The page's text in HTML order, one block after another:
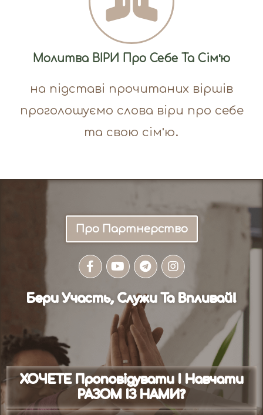
Молитва ВІРИ Про Себе Та Сім'ю
на підставі прочитаних віршів
проголошуємо слова віри про себе
та свою сім'ю.
Про Партнерство
Бери Участь, Служи Та Впливай!
ХОЧЕТЕ Проповідувати І Навчати
РАЗОМ ІЗ НАМИ?